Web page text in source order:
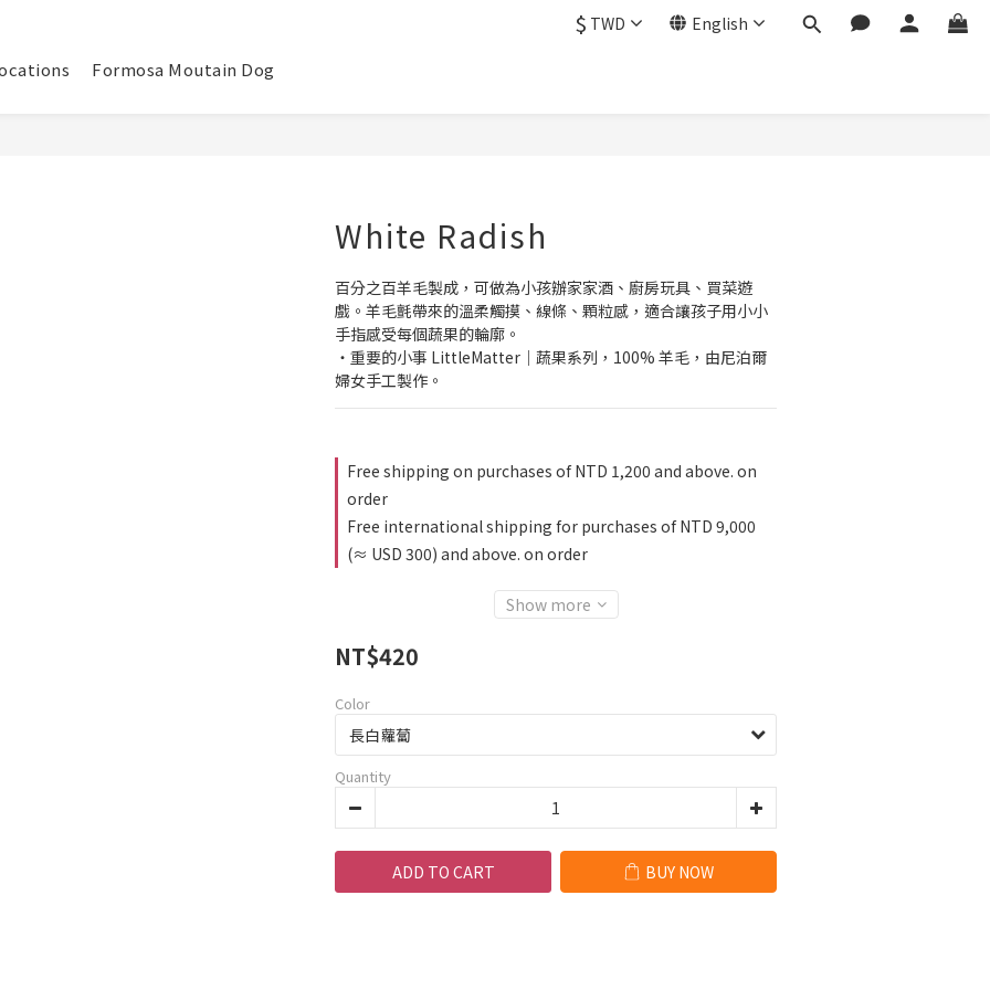
$ TWD English
Formosa Moutain Dog
White Radish
百分之百羊毛製成，可做為小孩辦家家酒、廚房玩具、買菜遊
戲。羊毛氈帶來的溫柔觸摸、線條、顆粒感，適合讓孩子用小小
手指感受每個蔬果的輪廓。
・重要的小事 LittleMatter｜蔬果系列，100% 羊毛，由尼泊爾
婦女手工製作。
Free shipping on purchases of NTD 1,200 and above. on
order
Free international shipping for purchases of NTD 9,000
(≈ USD 300) and above. on order
Show more
NT$420
Color
Quantity
ADD TO CART BUY NOW
BUY NOW